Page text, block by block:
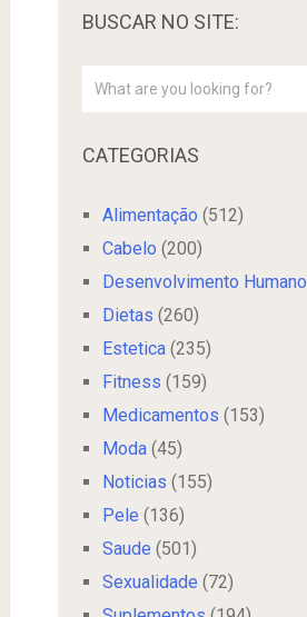
BUSCAR NO SITE:
CATEGORIAS
Alimentação (512)
Cabelo (200)
Desenvolvimento Humano
Dietas (260)
Estetica(235)
Fitness (159)
Medicamentos (153)
Moda(45)
Noticias (155)
Pele (136)
Saude (501)
Sexualidade (72)